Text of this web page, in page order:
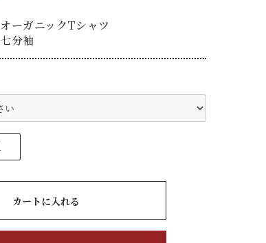
オーガニックTシャツ
七分袖
カートに入れる